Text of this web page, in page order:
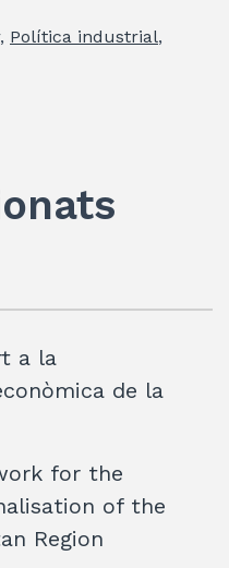
e
gr
ai
l
m
p
, Política industrial,
a la
de la
for the
of the
Region